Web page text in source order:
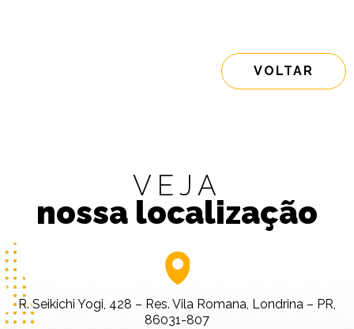
VOLTAR
VEJA
nossa localização
R. Seikichi Yogi, 428 – Res. Vila Romana, Londrina – PR,
86031-807